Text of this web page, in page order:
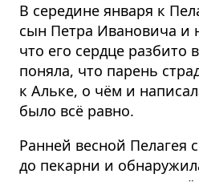
В середине января к
сын Петра Ивановича и
что его сердце разбито
поняла, что парень
к Альке, о чём и
было всё равно.
Ранней весной Пелагея
до пекарни и